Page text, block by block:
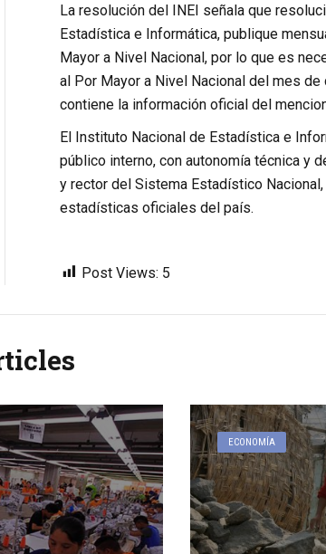
La resolución del INEI señala que
Estadística e Informática, publique
Mayor a Nivel Nacional, por lo que es
al Por Mayor a Nivel Nacional del mes
contiene la información oficial del
El Instituto Nacional de Estadística e
público interno, con autonomía técnica y
y rector del Sistema Estadístico
estadísticas oficiales del país.
Post Views: 5
ECONOMÍA